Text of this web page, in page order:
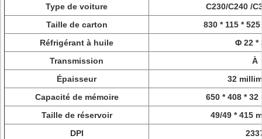
Type de voiture
C230/C240 /
Taille de carton
830 * 115 *
Réfrigérant à huile
Φ 22 *
Transmission
À
Épaisseur
32
Capacité de mémoire
650 * 408 *
Taille de réservoir
49/49 * 415
DPI